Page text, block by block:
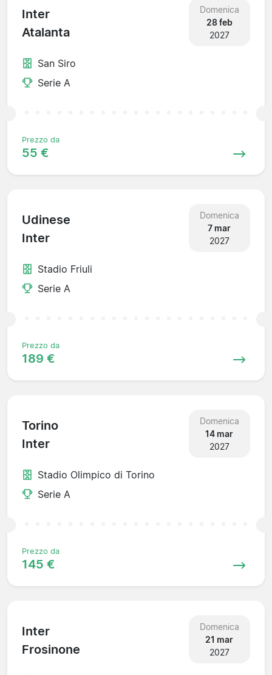
Inter
Atalanta
Domenica
28 feb
2027
San Siro
Serie A
Prezzo da
55 €
Udinese
Inter
Domenica
7 mar
2027
Stadio Friuli
Serie A
Prezzo da
189 €
Torino
Inter
Domenica
14 mar
2027
Stadio Olimpico di Torino
Serie A
Prezzo da
145 €
Inter
Frosinone
Domenica
21 mar
2027